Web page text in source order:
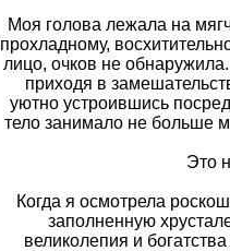
Моя голова лежала на
прохладному,
лицо, очков не
приходя в
уютно устроившись
тело занимало не больше
Это
Когда я осмотрела
заполненную
великолепия и